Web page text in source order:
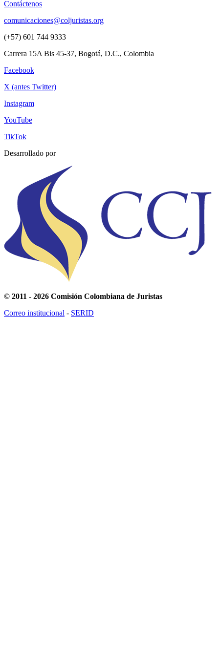
Contáctenos
comunicaciones@coljuristas.org
(+57) 601 744 9333
Carrera 15A Bis 45-37, Bogotá, D.C., Colombia
Facebook
X (antes Twitter)
Instagram
YouTube
TikTok
Desarrollado por
© 2011 - 2026 Comisión Colombiana de Juristas
Correo institucional - SERID